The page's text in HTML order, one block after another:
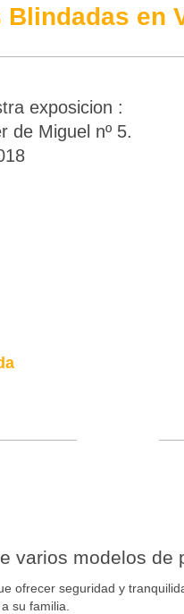
en
exposicion :
de Miguel nº 5.
varios modelos de
ofrecer seguridad y
su familia.